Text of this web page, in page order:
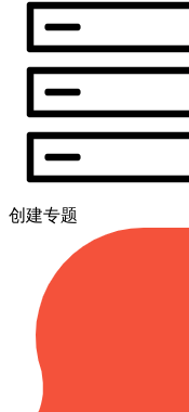
创建专题